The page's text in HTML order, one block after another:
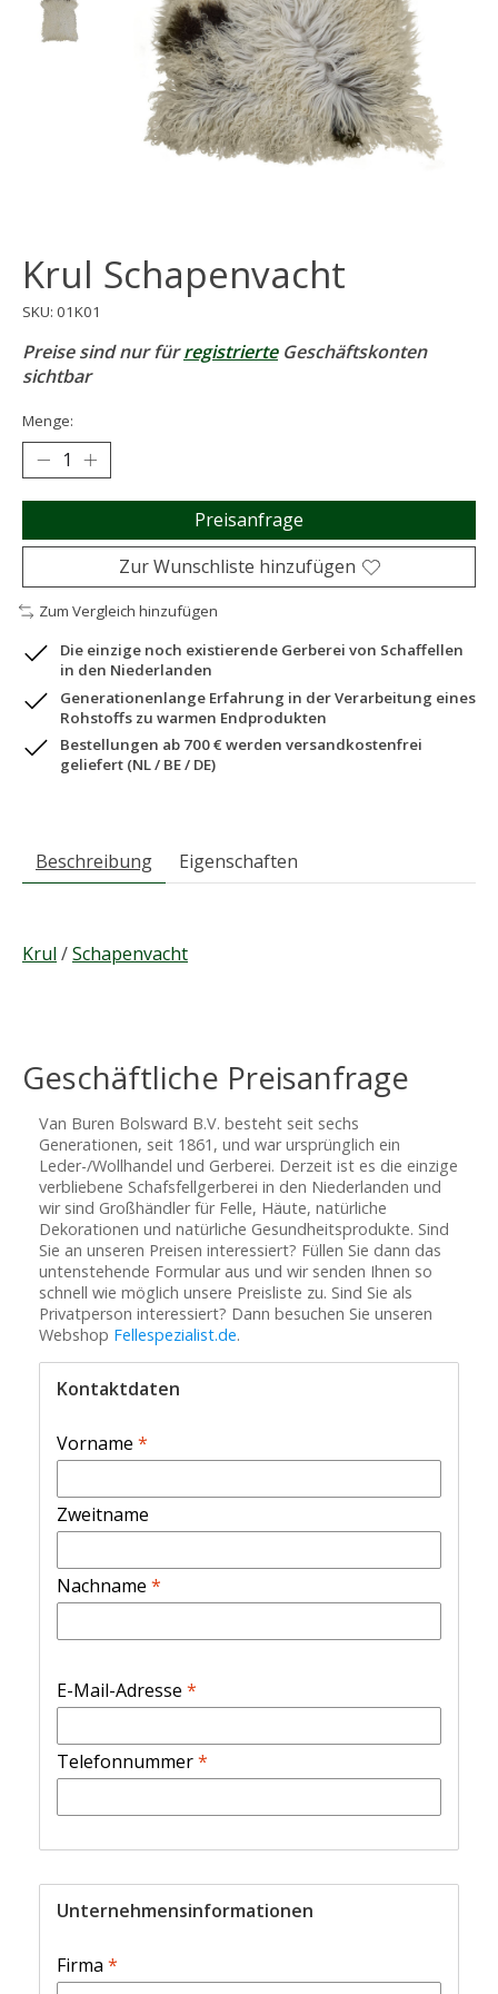
Krul Schapenvacht
SKU: 01K01
Preise sind nur fürregistrierteGeschäftskonten
sichtbar
Menge:
Preisanfrage
Zur Wunschliste hinzufügen
Zum Vergleich hinzufügen
Die einzige noch existierende Gerberei von Schaffellen
in den Niederlanden
Generationenlange Erfahrung in der Verarbeitung eines
Rohstoffs zu warmen Endprodukten
Bestellungen ab 700 € werden versandkostenfrei
geliefert (NL / BE / DE)
Beschreibung Eigenschaften
Krul /Schapenvacht
Geschäftliche Preisanfrage
Van Buren Bolsward B.V. besteht seit sechs
Generationen, seit 1861, und war ursprünglich ein
Leder-/Wollhandel und Gerberei. Derzeit ist es die einzige
verbliebene Schafsfellgerberei in den Niederlanden und
wir sind Großhändler für Felle, Häute, natürliche
Dekorationen und natürliche Gesundheitsprodukte. Sind
Sie an unseren Preisen interessiert? Füllen Sie dann das
untenstehende Formular aus und wir senden Ihnen so
schnell wie möglich unsere Preisliste zu. Sind Sie als
Privatperson interessiert? Dann besuchen Sie unseren
Webshop Fellespezialist.de.
Kontaktdaten
Vorname *
Zweitname
Nachname *
E-Mail-Adresse *
Telefonnummer*
Unternehmensinformationen
Firma *